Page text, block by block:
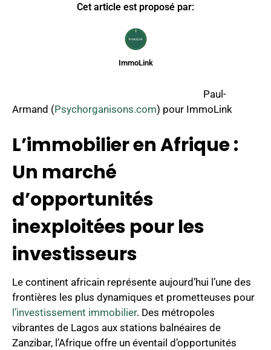
Cet article est proposé par:
ImmoLink
Paul-
Armand (Psychorganisons.com) pour ImmoLink
L’immobilier en Afrique :
Un marché
d’opportunités
inexploitées pour les
investisseurs
Le continent africain représente aujourd’hui l’une des
frontières les plus dynamiques et prometteuses pour
l’investissement immobilier. Des métropoles
vibrantes de Lagos aux stations balnéaires de
Zanzibar, l’Afrique offre un éventail d’opportunités